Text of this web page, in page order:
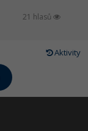
21 hlasů
Aktivity